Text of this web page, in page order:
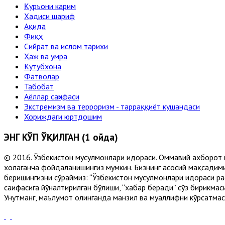
Қуръони карим
Ҳадиси шариф
Ақида
Фиқҳ
Сийрат ва ислом тарихи
Ҳаж ва умра
Кутубхона
Фатволар
Табобат
Аёллар саҳифаси
Экстремизм ва терроризм - тарраққиёт кушандаси
Хориждаги юртдошим
ЭНГ КЎП ЎҚИЛГАН (1 ойда)
© 2016. Ўзбекистон мусулмонлари идораси. Оммавий ахборот
хоҳлаганча фойдаланишингиз мумкин. Бизнинг асосий
беришингизни сўраймиз: “Ўзбекистон мусулмонлари идораси
саҳифасига йўналтирилган бўлиши, “хабар беради” сўз
Унутманг, маълумот олинганда манзил ва муаллифни